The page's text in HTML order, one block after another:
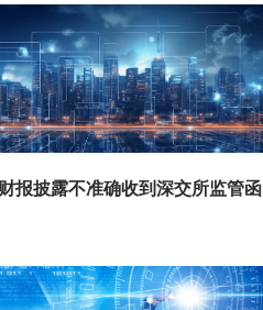
报披露不准确收到深交所监管函